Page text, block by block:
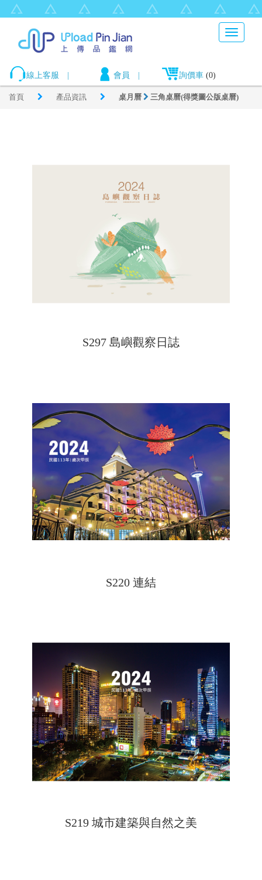
Toggle
線上客服 會員 詢價車 (0)
首頁 產品資訊 桌月曆 三角桌曆(得獎圖公版桌曆)
S297 島嶼觀察日誌
S220 連結
S219 城市建築與自然之美